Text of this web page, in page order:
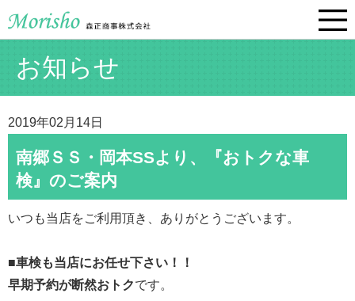
お知らせ
2019年02月14日
南郷ＳＳ・岡本SSより、『おトクな車
検』のご案内
いつも当店をご利用頂き、ありがとうございます。
■車検も当店にお任せ下さい！！
早期予約が断然おトクです。